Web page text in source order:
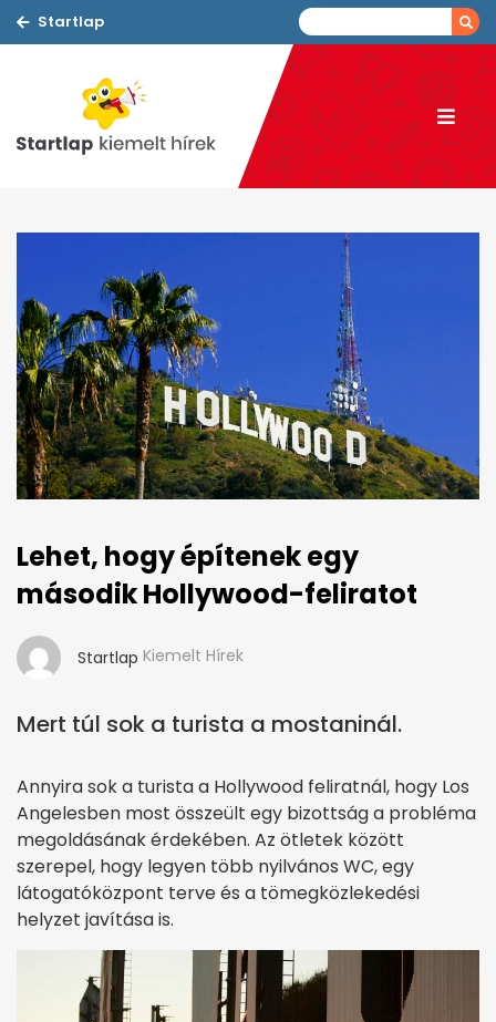
Startlap
Lehet, hogy építenek egy
második Hollywood-feliratot
Startlap Kiemelt Hírek
Mert túl sok a turista a mostaninál.
Annyira sok a turista a Hollywood feliratnál, hogy Los
Angelesben most összeült egy bizottság a probléma
megoldásának érdekében. Az ötletek között
szerepel, hogy legyen több nyilvános WC, egy
látogatóközpont terve és a tömegközlekedési
helyzet javítása is.